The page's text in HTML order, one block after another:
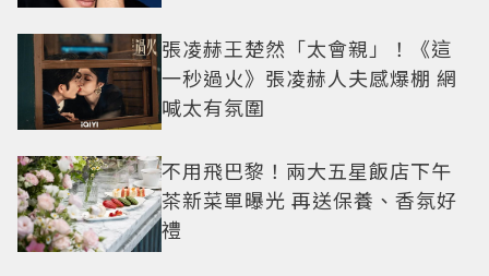
張凌赫王楚然「太會親」！《這
一秒過火》張凌赫人夫感爆棚 網
喊太有氛圍
不用飛巴黎！兩大五星飯店下午
茶新菜單曝光 再送保養、香氛好
禮